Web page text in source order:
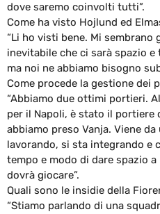
dove saremo coinvolti tutti”.
Come ha visto Hojlund ed
“Li ho visti bene. Mi sembrano
inevitabile che ci sarà spazio
ma noi ne abbiamo bisogno
Come procede la gestione dei
“Abbiamo due ottimi portieri.
per il Napoli, è stato il portiere
abbiamo preso Vanja. Viene
lavorando, si sta integrando e
tempo e modo di dare spazio
dovrà giocare”.
Quali sono le insidie della
“Stiamo parlando di una